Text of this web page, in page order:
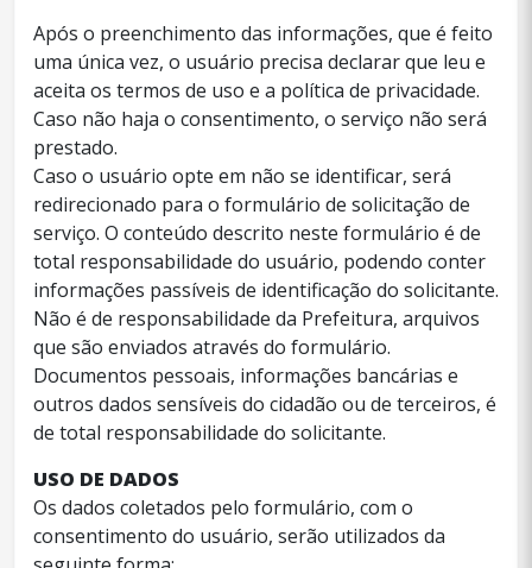
Após o preenchimento das informações, que é feito
uma única vez, o usuário precisa declarar que leu e
aceita os termos de uso e a política de privacidade.
Caso não haja o consentimento, o serviço não será
prestado.
Caso o usuário opte em não se identificar, será
redirecionado para o formulário de solicitação de
serviço. O conteúdo descrito neste formulário é de
total responsabilidade do usuário, podendo conter
informações passíveis de identificação do solicitante.
Não é de responsabilidade da Prefeitura, arquivos
que são enviados através do formulário.
Documentos pessoais, informações bancárias e
outros dados sensíveis do cidadão ou de terceiros, é
de total responsabilidade do solicitante.
USO DE DADOS
Os dados coletados pelo formulário, com o
consentimento do usuário, serão utilizados da